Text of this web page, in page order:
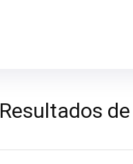
Resultados